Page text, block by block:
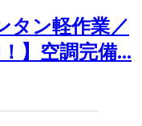
タン軽作業／
】空調完備...